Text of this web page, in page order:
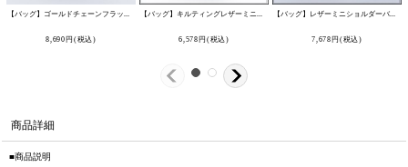
【バッグ】ゴールドチェーンフラップショルダーバッグ【Fサイズ/1カラー】[OF03] [B1024-250227-1]
8,690円 (税込)
【バッグ】キルティングレザーミニバッグ【Fサイズ/2カラー】[OF03] [B1029-
6,578円 (税込)
【バッグ】レザーミニショルダーバッグ【Fサイズ/3カラー】[OF03]
7,678円 (税込)
商品詳細
■商品説明